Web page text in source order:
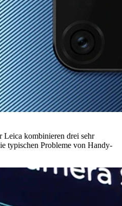
Leica kombinieren drei sehr
typischen Probleme von Handy-